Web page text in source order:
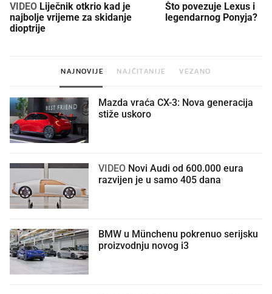
VIDEO
najbolje vrijeme za skidanje
dioptrije
Što povezuje Lexus i
legendarnog Ponyja?
NAJNOVIJE NAJČITANIJE VEZANO
Mazda vraća CX-3: Nova generacija
stiže uskoro
VIDEO
razvijen je u samo 405 dana
BMW u Münchenu pokrenuo serijsku
proizvodnju novog i3